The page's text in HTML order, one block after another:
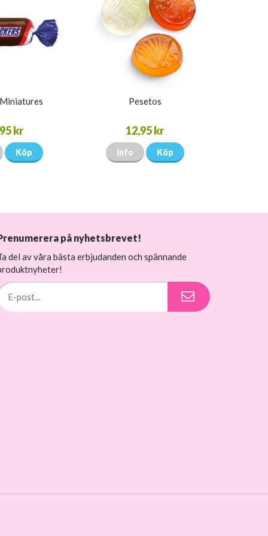
kr
Köp
Pesetos
12,95 kr
Info Köp
på nyhetsbrevet!
del av våra bästa erbjudanden och spännande